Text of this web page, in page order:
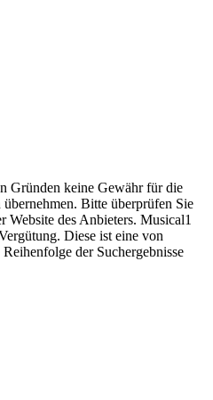
Gründen keine Gewähr für die
Bitte überprüfen Sie
des Anbieters. Musical1
Diese ist eine von
der Suchergebnisse